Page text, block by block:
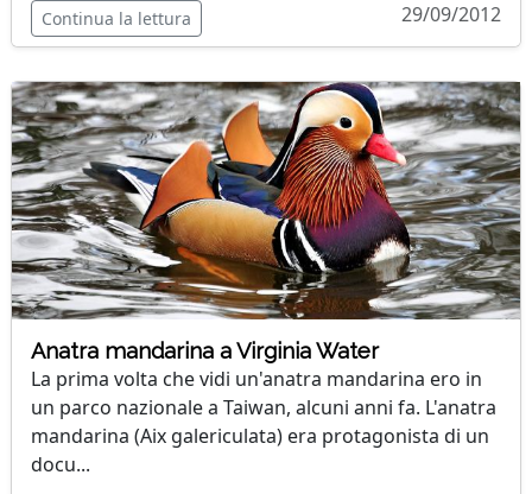
Continua la lettura 29/09/2012
Anatra mandarina a Virginia Water
La prima volta che vidi un'anatra mandarina ero in
un parco nazionale a Taiwan, alcuni anni fa. L'anatra
mandarina (Aix galericulata) era protagonista di un
docu...